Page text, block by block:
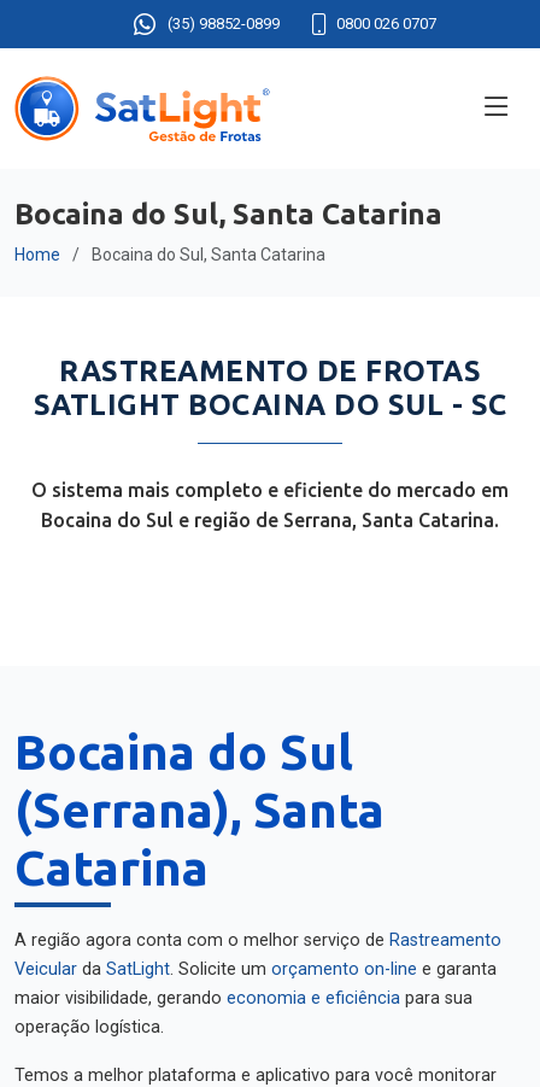
(35) 98852-0899 0800 026 0707
Bocaina do Sul, Santa Catarina
Home Bocaina do Sul, Santa Catarina
RASTREAMENTO DE FROTAS
SATLIGHT BOCAINA DO SUL - SC
O sistema mais completo e eficiente do mercado em
Bocaina do Sul e região de Serrana, Santa Catarina.
Bocaina do Sul
(Serrana), Santa
Catarina
A região agora conta com o melhor serviço de Rastreamento
Veicular da SatLight. Solicite um orçamento on-line e garanta
maior visibilidade, gerando economia e eficiência para sua
operação logística.
Temos a melhor plataforma e aplicativo para você monitorar